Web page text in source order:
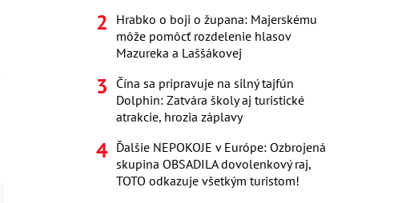
Hrabko o boji o župana: Majerskému
môže pomôcť rozdelenie hlasov
Mazureka a Laššákovej
Čína sa pripravuje na silný tajfún
Dolphin: Zatvára školy aj turistické
atrakcie, hrozia záplavy
Ďalšie NEPOKOJE v Európe: Ozbrojená
skupina OBSADILA dovolenkový raj,
TOTO odkazuje všetkým turistom!